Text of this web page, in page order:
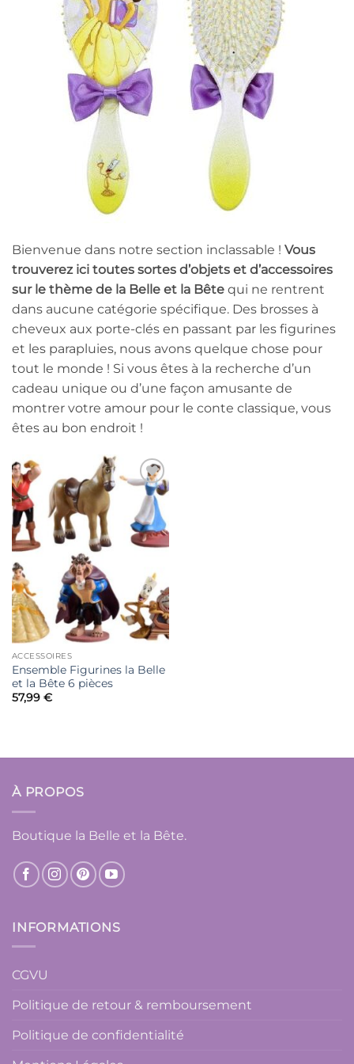
Bienvenue dans notre section inclassable ! Vous
trouverez ici toutes sortes d’objets et d’accessoires
sur le thème de la Belle et la Bête qui ne rentrent
dans aucune catégorie spécifique. Des brosses à
cheveux aux porte-clés en passant par les figurines
et les parapluies, nous avons quelque chose pour
tout le monde ! Si vous êtes à la recherche d’un
cadeau unique ou d’une façon amusante de
montrer votre amour pour le conte classique, vous
êtes au bon endroit !
Ajouter
à la liste
de
souhaits
ACCESSOIRES
Ensemble Figurines la Belle
et la Bête 6 pièces
57,99 €
À PROPOS
Boutique la Belle et la Bête.
INFORMATIONS
CGVU
Politique de retour & remboursement
Politique de confidentialité